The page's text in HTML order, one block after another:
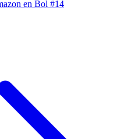
en Bol #14